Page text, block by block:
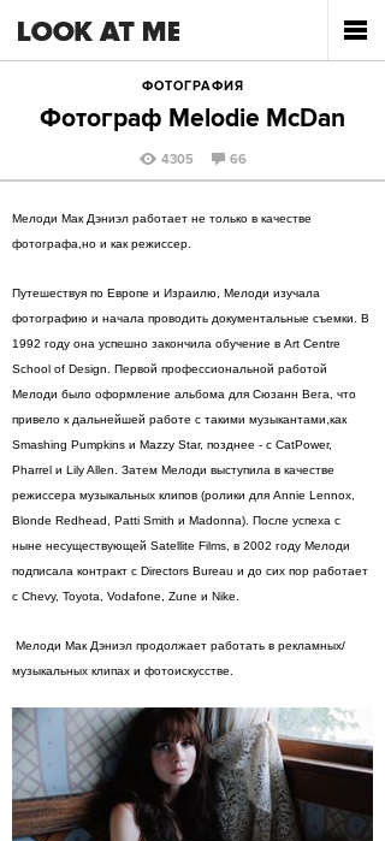
ФОТОГРАФИЯ
Фотограф Melodie McDan
4305 66
Мелоди Мак Дэниэл работает не только в качестве
фотографа,но и как режиссер.
Путешествуя по Европе и Израилю, Мелоди изучала
фотографию и начала проводить документальные съемки. В
1992 году она успешно закончила обучение в Art Centre
School of Design. Первой профессиональной работой
Мелоди было оформление альбома для Сюзанн Вега, что
привело к дальнейшей работе с такими музыкантами,как
Smashing Pumpkins и Mazzy Star, позднее - с CatPower,
Pharrel и Lily Allen. Затем Мелоди выступила в качестве
режиссера музыкальных клипов (ролики для Annie Lennox,
Blonde Redhead, Patti Smith и Madonna). После успеха с
ныне несуществующей Satellite Films, в 2002 году Мелоди
подписала контракт с Directors Bureau и до сих пор работает
с Chevy, Toyota, Vodafone, Zune и Nike.
Мелоди Мак Дэниэл продолжает работать в рекламных/
музыкальных клипах и фотоискусстве.